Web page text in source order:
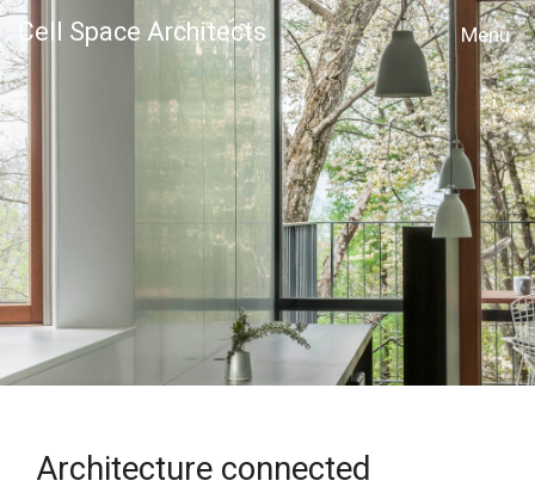
Cell Space Architects
MENU
Architecture connected